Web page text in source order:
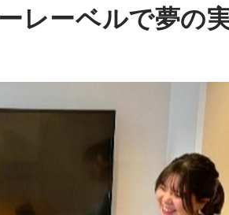
レーベルで夢の